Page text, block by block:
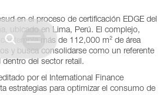
en el proceso de certificación EDGE del
ubicado en Lima, Perú. El complejo,
más de 112,000 m² de área
y busca consolidarse como un referente
del sector retail.
por el International Finance
estrategias para optimizar el consumo de